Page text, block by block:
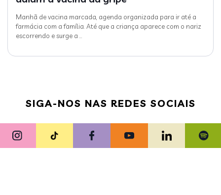
Manhã de vacina marcada, agenda organizada para ir até a
farmácia com a família. Até que a criança aparece com o nariz
escorrendo e surge a
SIGA-NOS NAS REDES SOCIAIS